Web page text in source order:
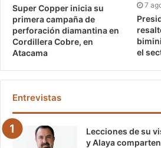
Super Copper inicia su
primera campaña de
perforación diamantina en
Cordillera Cobre, en
Atacama
7
el
Entrevistas
Lecciones de su
y Alaya